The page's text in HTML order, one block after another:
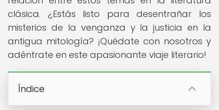
clásica. ¿Estás listo para desentrañar los
misterios de la venganza y la justicia en la
antigua mitología? ¡Quédate con nosotros y
adéntrate en este apasionante viaje literario!
Índice